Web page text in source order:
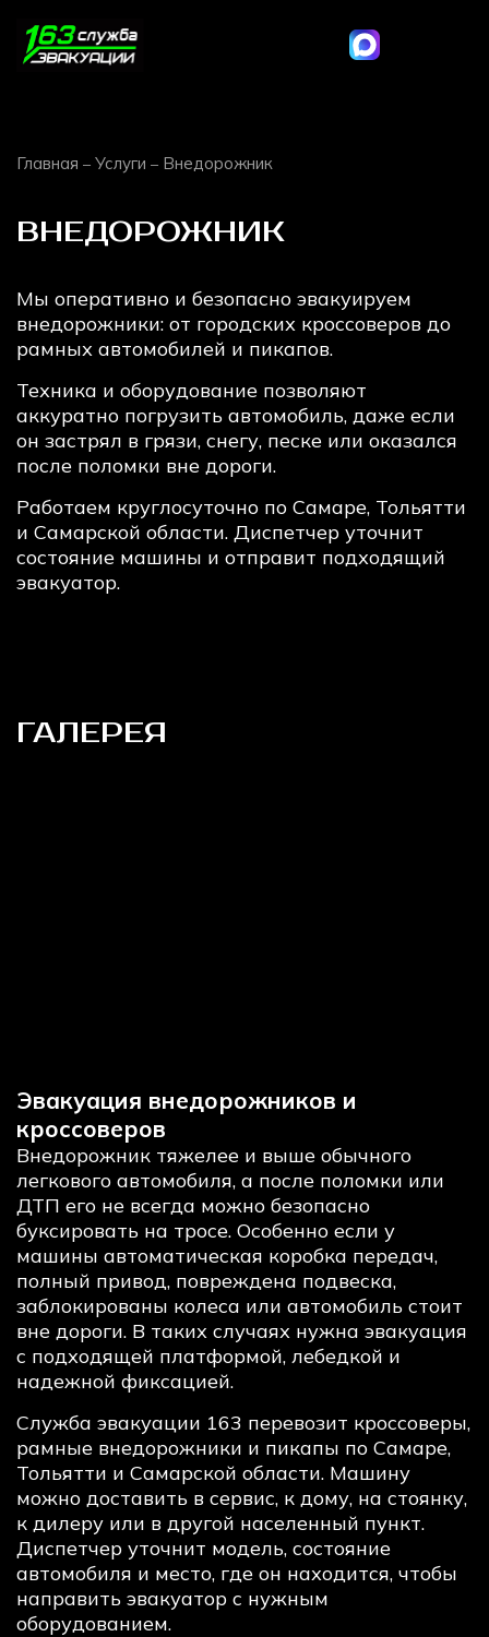
Главная – Услуги – Внедорожник
ВНЕДОРОЖНИК
Мы оперативно и безопасно эвакуируем
внедорожники: от городских кроссоверов до
рамных автомобилей и пикапов.
Техника и оборудование позволяют
аккуратно погрузить автомобиль, даже если
он застрял в грязи, снегу, песке или оказался
после поломки вне дороги.
Работаем круглосуточно по Самаре, Тольятти
и Самарской области. Диспетчер уточнит
состояние машины и отправит подходящий
эвакуатор.
ГАЛЕРЕЯ
Эвакуация внедорожников и
кроссоверов
Внедорожник тяжелее и выше обычного
легкового автомобиля, а после поломки или
ДТП его не всегда можно безопасно
буксировать на тросе. Особенно если у
машины автоматическая коробка передач,
полный привод, повреждена подвеска,
заблокированы колеса или автомобиль стоит
вне дороги. В таких случаях нужна эвакуация
с подходящей платформой, лебедкой и
надежной фиксацией.
Служба эвакуации 163 перевозит кроссоверы,
рамные внедорожники и пикапы по Самаре,
Тольятти и Самарской области. Машину
можно доставить в сервис, к дому, на стоянку,
к дилеру или в другой населенный пункт.
Диспетчер уточнит модель, состояние
автомобиля и место, где он находится, чтобы
направить эвакуатор с нужным
оборудованием.